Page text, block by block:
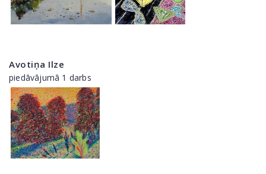
Avotiņa Ilze
piedāvājumā 1 darbs